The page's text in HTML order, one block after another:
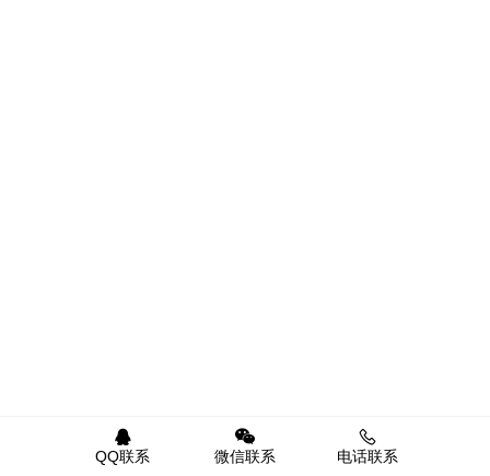
QQ联系 微信联系 电话联系